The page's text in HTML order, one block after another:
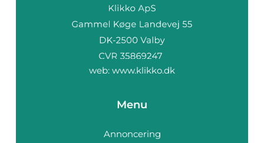
web: www.klikko.dk
Menu
Annoncering